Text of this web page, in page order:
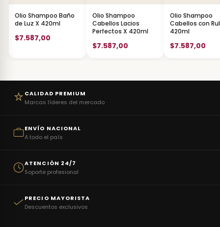
Olio Shampoo Baño
de Luz X 420ml
$7.587,00
Olio Shampoo
Cabellos Lacios
Perfectos X 420ml
$7.587,00
Olio Shampoo
Cabellos con
420ml
$7.587,00
CALIDAD PREMIUM
Marcas líderes del mercado
ENVÍO NACIONAL
A todo el país
ATENCIÓN 24/7
Soporte profesional
PRECIO MAYORISTA
Descuentos exclusivos